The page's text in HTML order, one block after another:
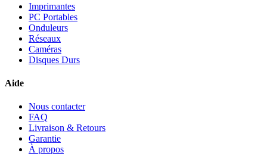
Imprimantes
PC Portables
Onduleurs
Réseaux
Caméras
Disques Durs
Aide
Nous contacter
FAQ
Livraison & Retours
Garantie
À propos